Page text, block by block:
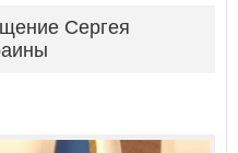
Сергея